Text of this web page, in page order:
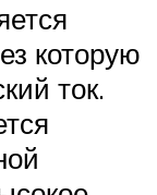
которую
ток.